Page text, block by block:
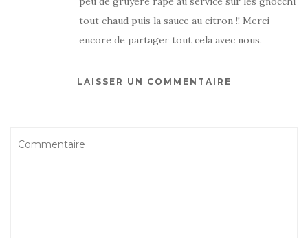
tout chaud puis la sauce au citron !! Merci
encore de partager tout cela avec nous.
LAISSER UN COMMENTAIRE